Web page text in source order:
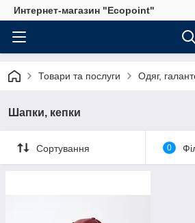
Интернет-магазин "Ecopoint"
Товари та послуги Одяг,
Шапки, кепки
Сортування 0